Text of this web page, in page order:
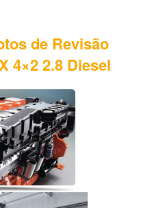
de Revisão
4×2 2.8 Diesel